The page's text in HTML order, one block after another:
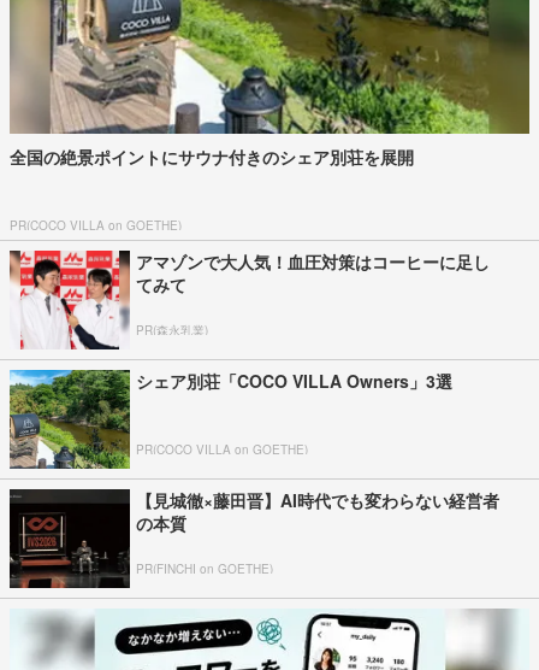
全国の絶景ポイントにサウナ付きのシェア別荘を展開
PR(COCO VILLA on GOETHE)
アマゾンで大人気！血圧対策はコーヒーに足し
てみて
PR(森永乳業)
シェア別荘「COCO VILLA Owners」3選
PR(COCO VILLA on GOETHE)
【見城徹×藤田晋】AI時代でも変わらない経営者
の本質
PR(FINCHI on GOETHE)